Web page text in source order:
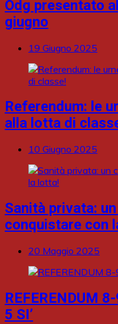
Odg presentato
giugno
19 Giugno 2025
Referendum: le
alla lotta di
10 Giugno 2025
Sanità privata:
conquistare con
20 Maggio 2025
REFERENDUM
5 SI’